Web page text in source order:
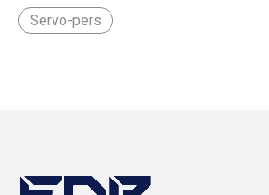
Servo-pers